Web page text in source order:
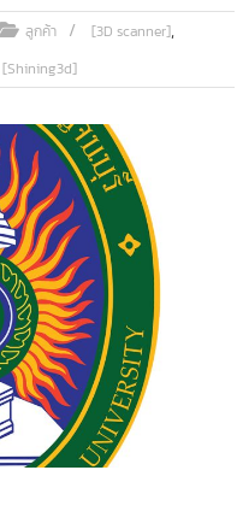
ลูกค้า [3D scanner],
[Shining3d]